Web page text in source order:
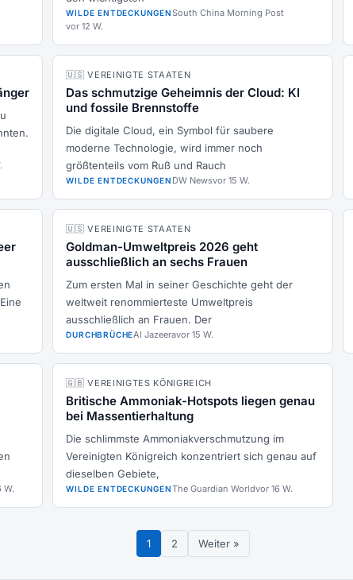
WILDE ENTDECKUNGENSouth China Morning Post
vor 12 W.
🇺🇸 VEREINIGTE STAATEN
Das schmutzige Geheimnis der Cloud: KI
und fossile Brennstoffe
Die digitale Cloud, ein Symbol für saubere
moderne Technologie, wird immer noch
größtenteils vom Ruß und Rauch
WILDE ENTDECKUNGEN DW Newsvor 15 W.
🇺🇸 VEREINIGTE STAATEN
Goldman-Umweltpreis 2026 geht
ausschließlich an sechs Frauen
Zum ersten Mal in seiner Geschichte geht der
weltweit renommierteste Umweltpreis
ausschließlich an Frauen. Der
DURCHBRÜCHEAl Jazeeravor 15 W.
W.
🇬🇧 VEREINIGTES KÖNIGREICH
Britische Ammoniak-Hotspots liegen genau
bei Massentierhaltung
Die schlimmste Ammoniakverschmutzung im
Vereinigten Königreich konzentriert sich genau auf
dieselben Gebiete,
WILDE ENTDECKUNGENThe Guardian Worldvor 16 W.
1 2 Weiter »